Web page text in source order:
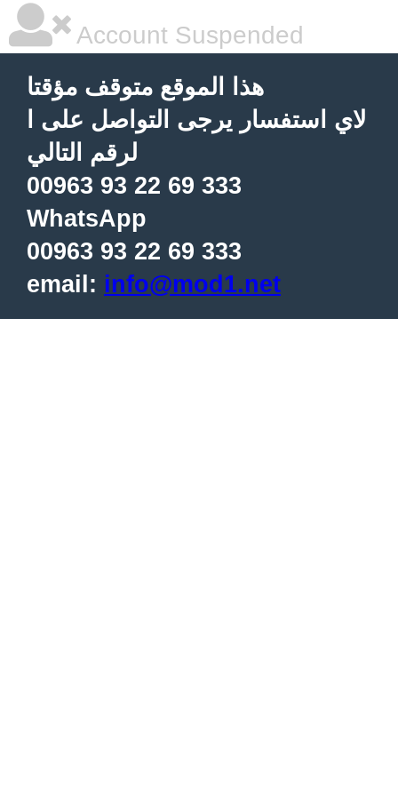
Account Suspended
هذا الموقع متوقف مؤقتا
لاي استفسار يرجى التواصل على ا
لرقم التالي
00963 93 22 69 333
WhatsApp
00963 93 22 69 333
email: info@mod1.net